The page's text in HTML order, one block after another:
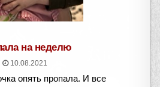
на неделю
10.08.2021
опять пропала. И все